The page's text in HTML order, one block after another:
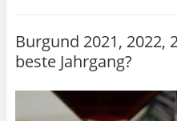
Burgund 2021, 2022,
beste Jahrgang?